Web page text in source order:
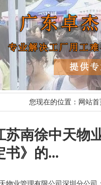
您现在的位置： 网站首
苏南徐中天物
书》的...